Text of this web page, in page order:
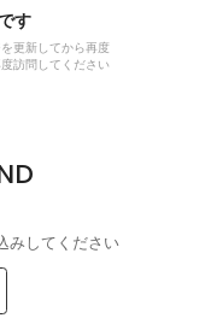
す
更新してから再度
訪問してください
みしてください